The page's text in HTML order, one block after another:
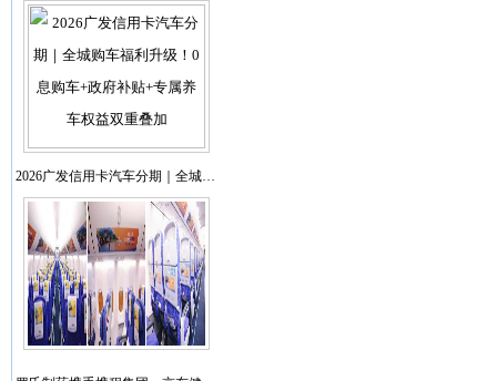
2026广发信用卡汽车分期｜全城…